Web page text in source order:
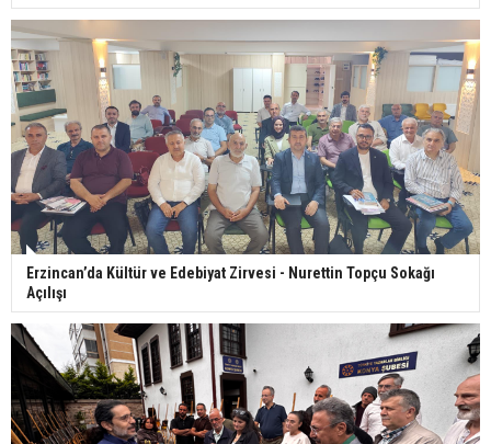
Erzincan’da Kültür ve Edebiyat Zirvesi - Nurettin Topçu Sokağı
Açılışı